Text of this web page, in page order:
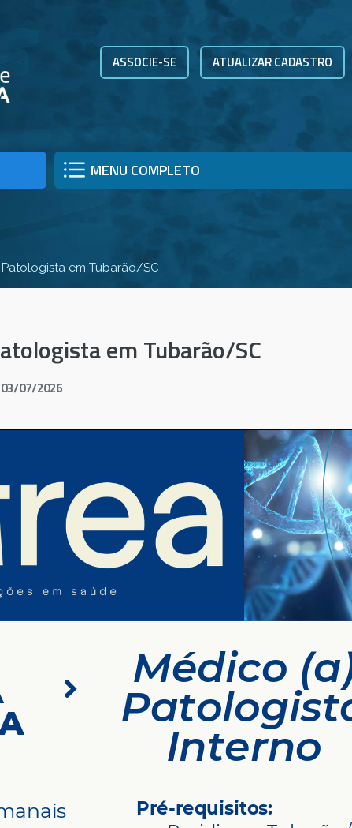
ASSOCIE-SE ATUALIZAR CADASTRO
MENU COMPLETO
em Tubarão/SC
em Tubarão/SC
03/07/2026